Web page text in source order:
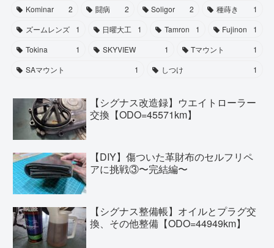
Kominar
2 闘病 2 Soligor 2 種蒔き
1
ズームレンズ
1 日曜大工 1 Tamron 1 Fujinon
1
Tokina
1 SKYVIEW 1 Tマウント
1
SAマウント
1 しつけ 1
【シグナス改造録】ウエイトローラー
交換【ODO=45571km】
【DIY】傷ついた革財布のセルフリペ
アに挑戦③〜完結編〜
【シグナス整備帳】オイルとプラグ交
換、その他整備【ODO=44949km】